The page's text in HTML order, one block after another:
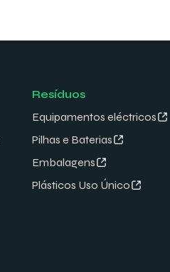
Resíduos
Equipamentos eléctricos
Pilhas e Baterias
Embalagens
Plásticos Uso Único